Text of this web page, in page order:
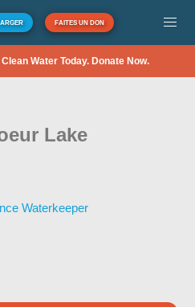
FAITES UN DON
Water Today. Donate Now.
Lake
Waterkeeper